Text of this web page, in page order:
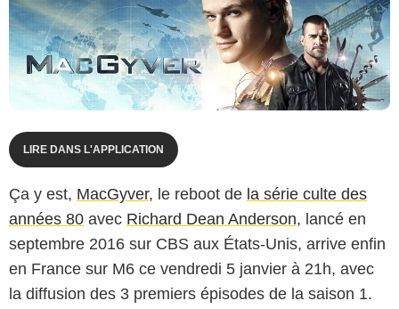
LIRE DANS L'APPLICATION
Ça y est, MacGyver, le reboot de la série culte des
années 80 avec Richard Dean Anderson, lancé en
septembre 2016 sur CBS aux États-Unis, arrive enfin
en France sur M6 ce vendredi 5 janvier à 21h, avec
la diffusion des 3 premiers épisodes de la saison 1.